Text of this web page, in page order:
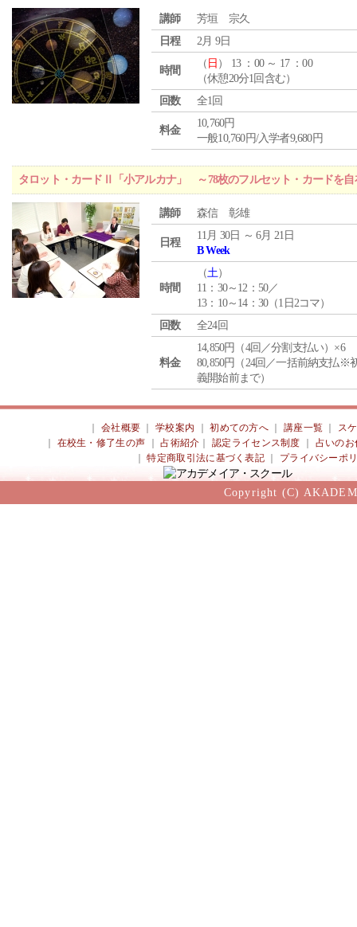
講師
芳垣 宗久
日程
2月 9日
時間
（ 日 ） 13 ：00 ～ 17 ：00
（休憩20分1回含む）
回数
全1回
料金
10,760円
一般10,760円/入学者9,680円
タロット・カードⅡ「小アルカナ」 ～78枚のフルセット・カードを自
講師 森信 彰雄
日程
11月 30日 ～ 6月 21日
B Week
時間
（土）
11：30～12：50／
13：10～14：30（1日2コマ）
回数
全24回
料金
14,850円（4回／分割支払い）×6
80,850円（24回／一括前納支払※
義開始前まで）
会社概要 ｜学校案内 ｜初めての方へ 講座一覧
ス
在校生・修了生の声 ｜占術紹介 ｜認定ライセンス制度
占いのお
｜特定商取引法に基づく表記 プライバシーポ
Copyright (C)